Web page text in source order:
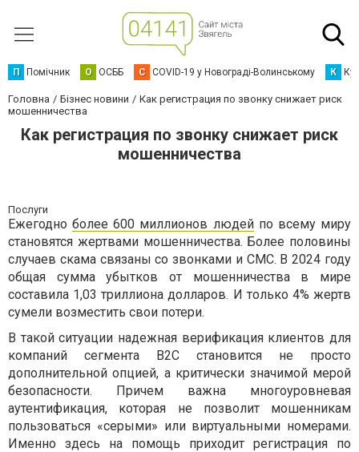
П Помічник О ОСББ C COVID-19 у Новограді-Волинському К
Головна Бізнес новини
Как регистрация по звонку снижает риск
мошенничества
Как регистрация по звонку снижает риск
мошенничества
Послуги
Ежегодноболее 600 миллионов людейпо всему миру
становятся жертвами мошенничества. Более половины
случаев скама связаны со звонками и СМС. В 2024 году
общая сумма убытков от мошенничества в мире
составила 1,03 триллиона долларов. И только 4% жертв
сумели возместить свои потери.
В такой ситуации надежная верификация клиентов для
компаний сегмента B2C становится не просто
дополнительной опцией, а критически значимой мерой
безопасности. Причем важна многоуровневая
аутентификация, которая не позволит мошенникам
пользоваться «серыми» или виртуальными номерами.
Именно здесь на помощь приходит регистрация по